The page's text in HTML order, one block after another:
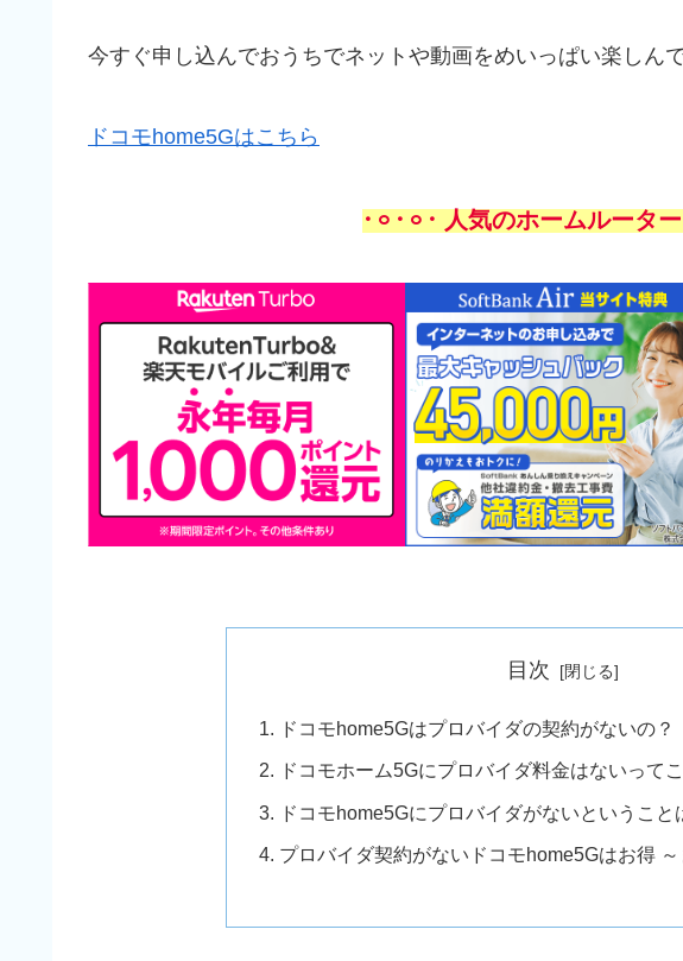
今すぐ申し込んでおうちでネットや動画をめいっぱい楽しん
ドコモhome5Gはこちら
𐄁𐄙𐄁𐄙𐄁 人気のホームルータ
目次
ドコモhome5Gはプロバイダの契約がないの？
ドコモホーム5Gにプロバイダ料金はないって
ドコモhome5Gにプロバイダがないということ
プロバイダ契約がないドコモhome5Gはお得 ～